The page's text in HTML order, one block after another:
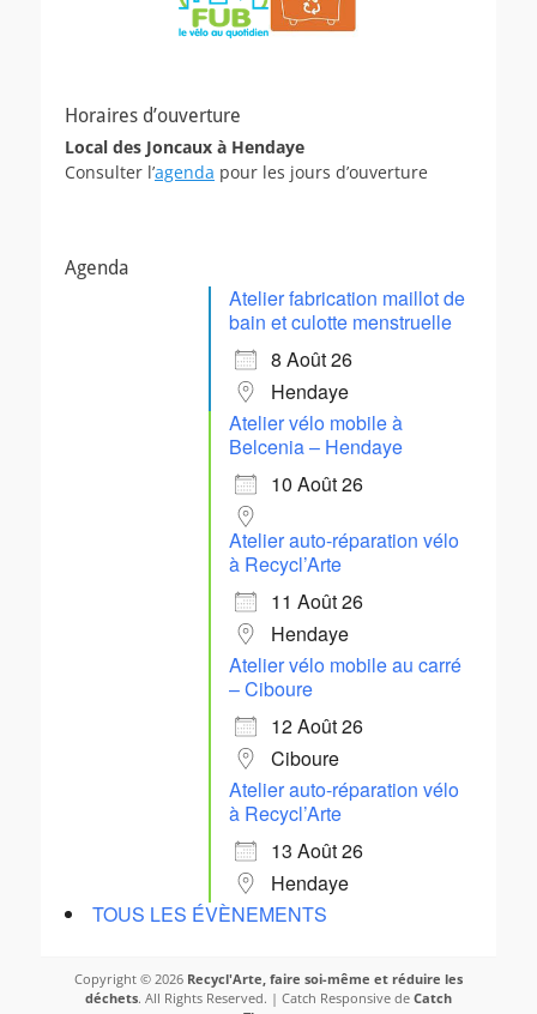
Horaires d’ouverture
Local des Joncaux à Hendaye
Consulter l’agenda pour les jours d’ouverture
Agenda
Atelier fabrication maillot de
bain et culotte menstruelle
8 Août 26
Hendaye
Atelier vélo mobile à
Belcenia – Hendaye
10 Août 26
Atelier auto-réparation vélo
à Recycl’Arte
11 Août 26
Hendaye
Atelier vélo mobile au carré
– Ciboure
12 Août 26
Ciboure
Atelier auto-réparation vélo
à Recycl’Arte
13 Août 26
Hendaye
TOUS LES ÉVÈNEMENTS
Copyright © 2026 Recycl'Arte, faire soi-même et réduire les
déchets. All Rights Reserved. | Catch Responsive de Catch